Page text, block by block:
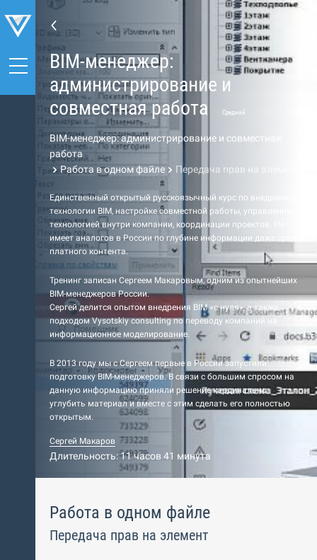
BIM-менеджер:
администрирование и
совместная работа
Средний
BIM-менеджер: администрирование и совместная
работа
Работа в одном файле
Передача прав на элемент
Единственный открытый русскоязычный курс по внедрению
технологии BIM, настройке совместной работы, управлению
технологией внутри компании, координации проектов. Не
имеет аналогов в России по глубине информации даже среди
платного контента.
Тренинг записан Сергеем Макаровым, одним из опытнейших
BIM-менеджеров России.
Сергей делится опытом внедрения BIM «с нуля», а также
подходом Vysotskiy consulting по переводу компаний на
информационное моделирование.
В 2013 году мы с Сергеем первые в России запустили
подготовку BIM-менеджеров. В связи с большим спросом на
данную информацию приняли решение кардинально
углубить материал и вместе с этим сделать его полностью
открытым.
Сергей Макаров
Длительность: 11 часов 41 минута
Работа в одном файле
Передача прав на элемент